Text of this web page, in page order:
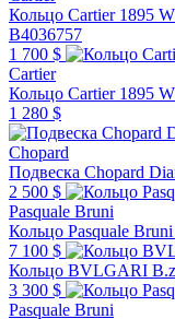
Кольцо Cartier 1895
B4036757
1 700 $
Cartier
Кольцо Cartier 1895
1 280 $
Chopard
Подвеска Chopard
2 500 $
Pasquale Bruni
7 100 $
Кольцо BVLGARI
3 300 $
Pasquale Bruni